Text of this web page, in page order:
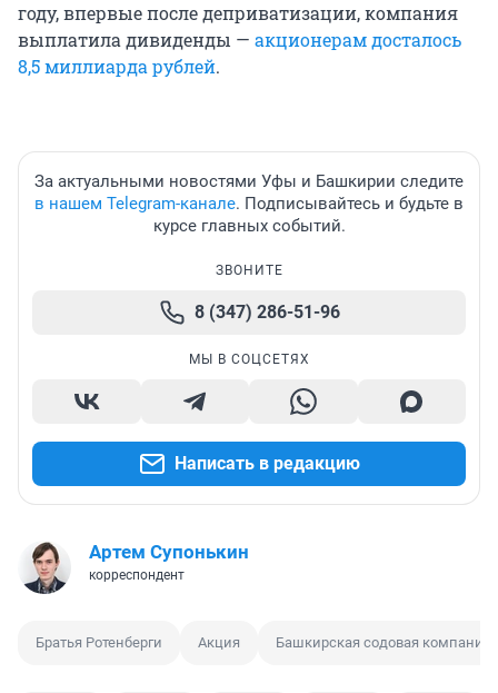
году, впервые после деприватизации, компания
выплатила дивиденды — акционерам досталось
8,5 миллиарда рублей.
За актуальными новостями Уфы и Башкирии следите
в нашем Telegram-канале. Подписывайтесь и будьте в
курсе главных событий.
ЗВОНИТЕ
8 (347) 286-51-96
МЫ В СОЦСЕТЯХ
Написать в редакцию
Артем Супонькин
корреспондент
Братья Ротенберги Акция Башкирская содовая компания